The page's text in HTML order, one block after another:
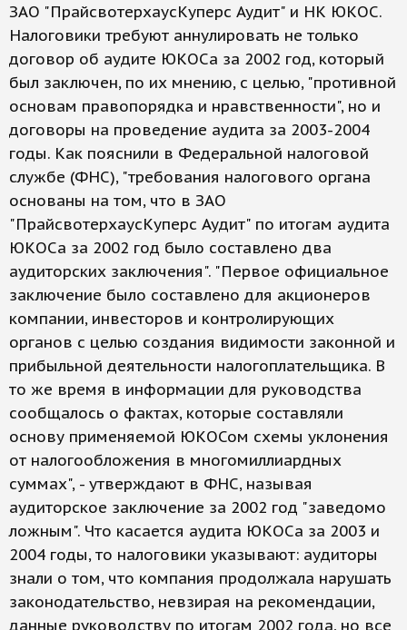
ЗАО "ПрайсвотерхаусКуперс Аудит" и НК ЮКОС.
Налоговики требуют аннулировать не только
договор об аудите ЮКОСа за 2002 год, который
был заключен, по их мнению, с целью, "противной
основам правопорядка и нравственности", но и
договоры на проведение аудита за 2003-2004
годы. Как пояснили в Федеральной налоговой
службе (ФНС), "требования налогового органа
основаны на том, что в ЗАО
"ПрайсвотерхаусКуперс Аудит" по итогам аудита
ЮКОСа за 2002 год было составлено два
аудиторских заключения". "Первое официальное
заключение было составлено для акционеров
компании, инвесторов и контролирующих
органов с целью создания видимости законной и
прибыльной деятельности налогоплательщика. В
то же время в информации для руководства
сообщалось о фактах, которые составляли
основу применяемой ЮКОСом схемы уклонения
от налогообложения в многомиллиардных
суммах", - утверждают в ФНС, называя
аудиторское заключение за 2002 год "заведомо
ложным". Что касается аудита ЮКОСа за 2003 и
2004 годы, то налоговики указывают: аудиторы
знали о том, что компания продолжала нарушать
законодательство, невзирая на рекомендации,
данные руководству по итогам 2002 года, но все